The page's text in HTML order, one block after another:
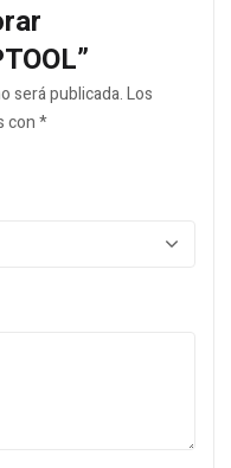
será publicada.Los
con*